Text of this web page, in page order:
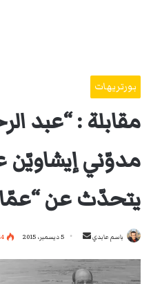
بورتريهات
مقابلة : “عبد
مدوّني إيشاويّن
يتحدّث عن
باسم عابدي
أرسل
إلكترونيا
5 ديسمبر، 2015